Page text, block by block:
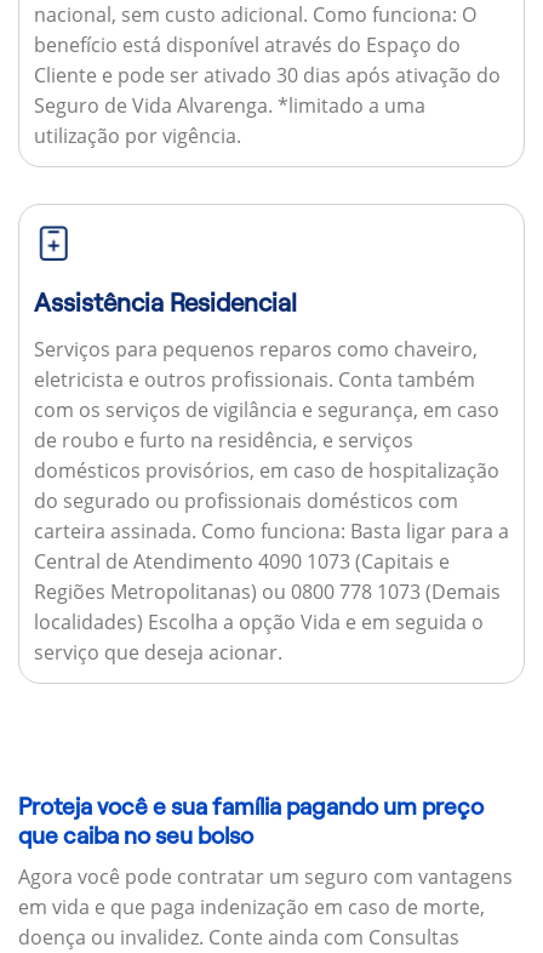
nacional, sem custo adicional. Como funciona: O
benefício está disponível através do Espaço do
Cliente e pode ser ativado 30 dias após ativação do
Seguro de Vida Alvarenga. *limitado a uma
utilização por vigência.
Assistência Residencial
Serviços para pequenos reparos como chaveiro,
eletricista e outros profissionais. Conta também
com os serviços de vigilância e segurança, em caso
de roubo e furto na residência, e serviços
domésticos provisórios, em caso de hospitalização
do segurado ou profissionais domésticos com
carteira assinada. Como funciona: Basta ligar para a
Central de Atendimento 4090 1073 (Capitais e
Regiões Metropolitanas) ou 0800 778 1073 (Demais
localidades) Escolha a opção Vida e em seguida o
serviço que deseja acionar.
Proteja você e sua família pagando um preço
que caiba no seu bolso
Agora você pode contratar um seguro com vantagens
em vida e que paga indenização em caso de morte,
doença ou invalidez. Conte ainda com Consultas